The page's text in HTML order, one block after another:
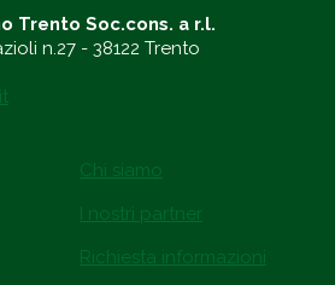
Trento Soc.cons. a r.l.
n.27 - 38122 Trento
Chi siamo
I nostri partner
Richiesta informazioni